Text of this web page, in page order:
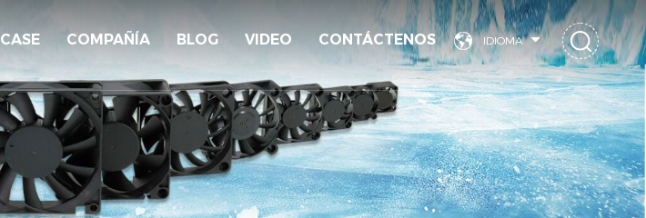
IDIOMA
CASE COMPAÑÍA BLOG VIDEO CONTÁCTENOS